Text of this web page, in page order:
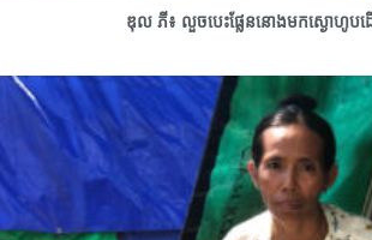
ឌុល ភី៖ លួចបេះផ្លែននោងមកស្ងោហូបដ